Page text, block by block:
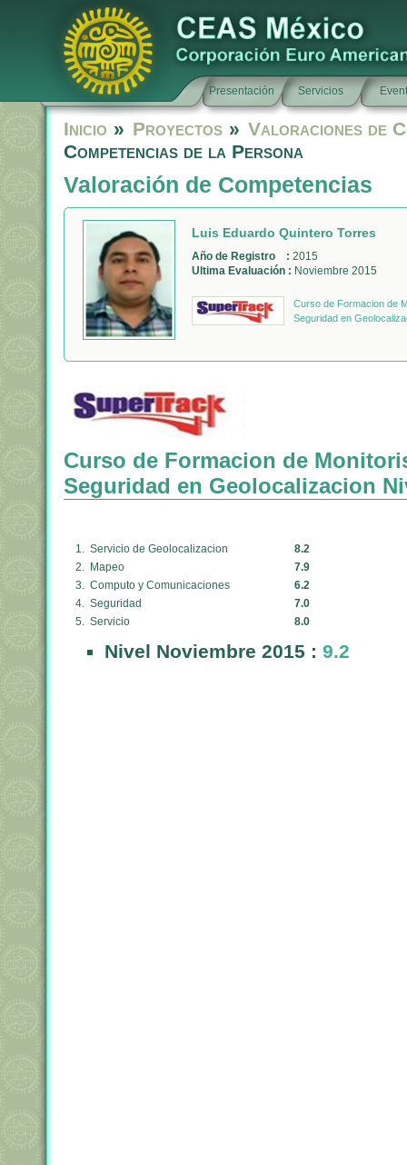
Presentación Servicios
Inicio » Proyectos » Valoraciones de
Competencias de la Persona
Valoración de Competencias
Luis Eduardo Quintero Torres
Año de Registro : 2015
Ultima Evaluación : Noviembre 2015
Curso de Formacion de
Seguridad en
Curso de Formacion de
Seguridad en Geolocalizacion
1. Servicio de Geolocalizacion
8.2
2. Mapeo
7.9
3. Computo y Comunicaciones
6.2
4. Seguridad
7.0
5. Servicio
8.0
Nivel Noviembre 2015 : 9.2